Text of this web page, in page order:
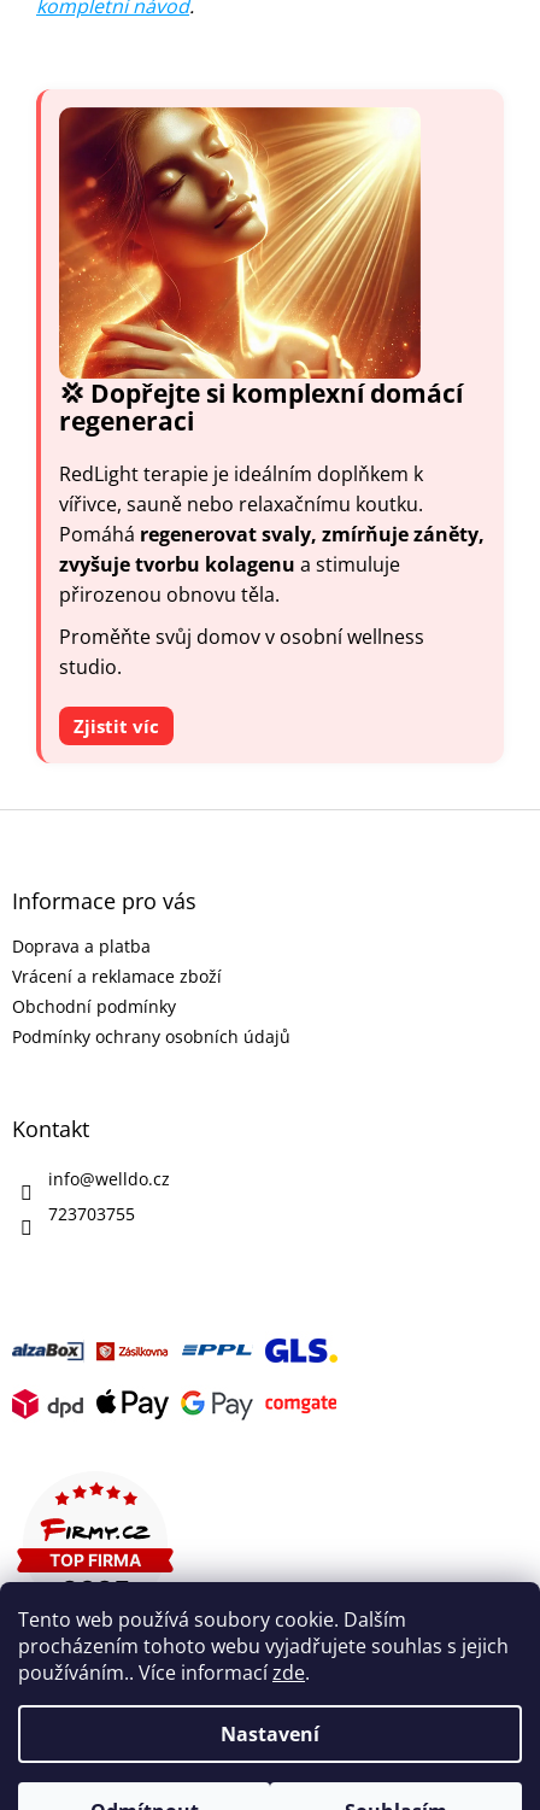
Tento web používá soubory cookie. Dalším
procházením tohoto webu vyjadřujete souhlas s jejich
používáním.. Více informacízde.
Nastavení
V pátek 7. 8. máme firemní dovolenou. V případě potřeby nám
napište na info@welldo.cz nebo do chatovacího okna na našich
kompletní návod.
💢 Dopřejte si komplexní domácí
regeneraci
RedLight terapie je ideálním doplňkem k
vířivce, sauně nebo relaxačnímu koutku.
Pomáhá regenerovat svaly, zmírňuje záněty,
zvyšuje tvorbu kolagenu a stimuluje
přirozenou obnovu těla.
Proměňte svůj domov v osobní wellness
studio.
Zjistit víc
Z
Informace pro vás
Doprava a platba
Vrácení a reklamace zboží
Obchodní podmínky
Podmínky ochrany osobních údajů
Kontakt
info@welldo.cz
723703755
Vytvořil Shoptet